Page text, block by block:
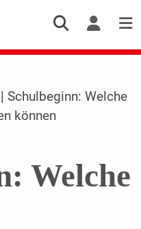
Schulbeginn: Welche
können
Welche